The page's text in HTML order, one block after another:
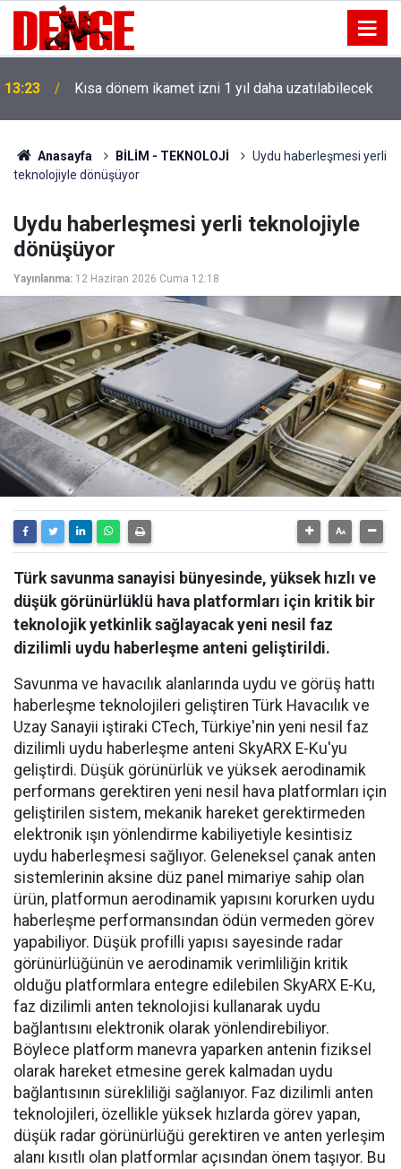
13:23 Kısa dönem ikamet izni 1 yıl daha uzatılabilecek
Anasayfa BİLİM - TEKNOLOJİ
Uydu haberleşmesi yerli
teknolojiyle dönüşüyor
Uydu haberleşmesi yerli teknolojiyle
dönüşüyor
Yayınlanma: 12 Haziran 2026 Cuma 12:18
Türk savunma sanayisi bünyesinde, yüksek hızlı ve
düşük görünürlüklü hava platformları için kritik bir
teknolojik yetkinlik sağlayacak yeni nesil faz
dizilimli uydu haberleşme anteni geliştirildi.
Savunma ve havacılık alanlarında uydu ve görüş hattı
haberleşme teknolojileri geliştiren Türk Havacılık ve
Uzay Sanayii iştiraki CTech, Türkiye'nin yeni nesil faz
dizilimli uydu haberleşme anteni SkyARX E-Ku'yu
geliştirdi. Düşük görünürlük ve yüksek aerodinamik
performans gerektiren yeni nesil hava platformları için
geliştirilen sistem, mekanik hareket gerektirmeden
elektronik ışın yönlendirme kabiliyetiyle kesintisiz
uydu haberleşmesi sağlıyor. Geleneksel çanak anten
sistemlerinin aksine düz panel mimariye sahip olan
ürün, platformun aerodinamik yapısını korurken uydu
haberleşme performansından ödün vermeden görev
yapabiliyor. Düşük profilli yapısı sayesinde radar
görünürlüğünün ve aerodinamik verimliliğin kritik
olduğu platformlara entegre edilebilen SkyARX E-Ku,
faz dizilimli anten teknolojisi kullanarak uydu
bağlantısını elektronik olarak yönlendirebiliyor.
Böylece platform manevra yaparken antenin fiziksel
olarak hareket etmesine gerek kalmadan uydu
bağlantısının sürekliliği sağlanıyor. Faz dizilimli anten
teknolojileri, özellikle yüksek hızlarda görev yapan,
düşük radar görünürlüğü gerektiren ve anten yerleşim
alanı kısıtlı olan platformlar açısından önem taşıyor. Bu